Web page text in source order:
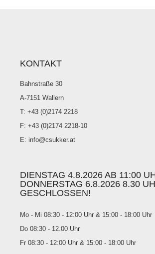
KONTAKT
Bahnstraße 30
A-7151 Wallern
T: +43 (0)2174 2218
F: +43 (0)2174 2218-10
E: info@csukker.at
DIENSTAG 4.8.2026 AB 11:00
DONNERSTAG 6.8.2026 8.30
GESCHLOSSEN!
Mo - Mi 08:30 - 12:00 Uhr & 15:00 - 18:00 Uhr
Do 08:30 - 12.00 Uhr
Fr 08:30 - 12:00 Uhr & 15:00 - 18:00 Uhr